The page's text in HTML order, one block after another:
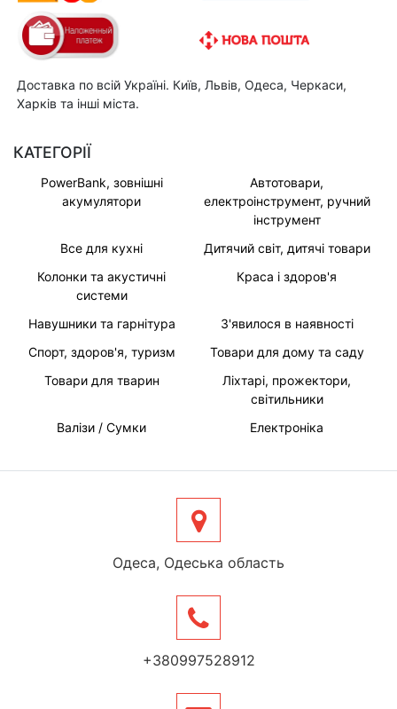
Доставка по всій Україні. Київ, Львів, Одеса, Черкаси,
Харків та інші міста.
КАТЕГОРІЇ
PowerBank, зовнішні
акумулятори
Автотовари,
електроінструмент, ручний
інструмент
Все для кухні
Дитячий світ, дитячі товари
Колонки та акустичні
системи
Краса і здоров'я
Навушники та гарнітура
З'явилося в наявності
Спорт, здоров'я, туризм
Товари для дому та саду
Товари для тварин
Ліхтарі, прожектори,
світильники
Валізи / Сумки
Електроніка
Одеса, Одеська область
+380997528912